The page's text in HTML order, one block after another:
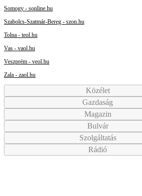
Somogy - sonline.hu
Szabolcs-Szatmár-Bereg - szon.hu
Tolna - teol.hu
Vas - vaol.hu
Veszprém - veol.hu
Zala - zaol.hu
Közélet
Gazdaság
Magazin
Bulvár
Szolgáltatás
Rádió